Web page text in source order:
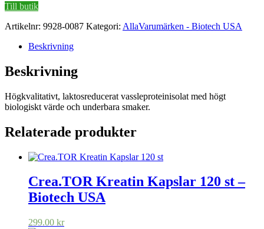
Till butik
Artikelnr: 9928-0087 Kategori: AllaVarumärken - Biotech USA
Beskrivning
Beskrivning
Högkvalitativt, laktosreducerat vassleproteinisolat med högt
biologiskt värde och underbara smaker.
Relaterade produkter
Crea.TOR Kreatin Kapslar 120 st –
Biotech USA
299.00 kr